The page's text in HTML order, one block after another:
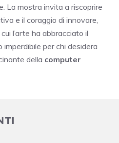
La mostra invita a riscoprire
e il coraggio di innovare,
l’arte ha abbracciato il
per chi desidera
della computer